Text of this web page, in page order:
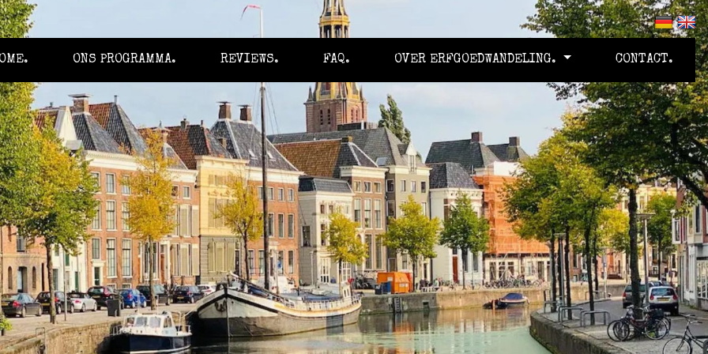
ONS PROGRAMMA. REVIEWS. FAQ. OVER ERFGOEDWANDELING. CONTACT.